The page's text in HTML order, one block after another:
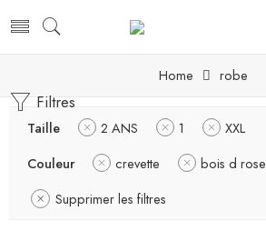
Home robe
Filtres
Taille 2 ANS 1
XXL
Couleur
crevette bois d rose
Supprimer les filtres